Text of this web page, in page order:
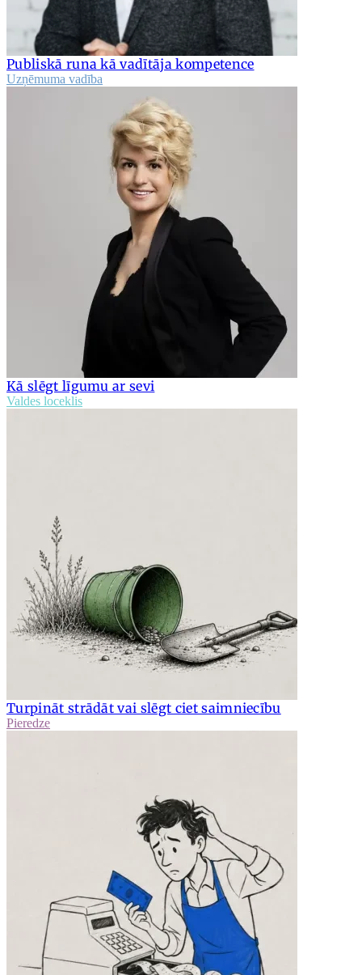
Publiskā runa kā vadītāja kompetence
Uzņēmuma vadība
Kā slēgt līgumu ar sevi
Valdes loceklis
Turpināt strādāt vai slēgt ciet saimniecību
Pieredze